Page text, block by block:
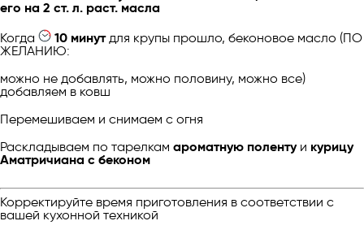
его на 2 ст. л. раст. масла
Когда
10 минутдля крупы прошло, беконовое масло (ПО
ЖЕЛАНИЮ:
можно не добавлять, можно половину, можно все)
добавляем в ковш
Перемешиваем и снимаем с огня
Раскладываем по тарелкам ароматную полентуи курицу
Аматричиана с беконом
Корректируйте время приготовления в соответствии с
вашей кухонной техникой